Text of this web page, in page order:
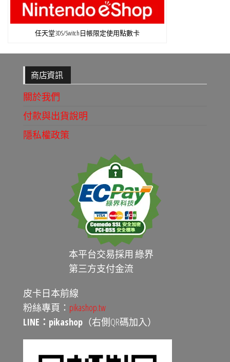
任天堂3DS/Switch日帳限定使用點數卡
商店資訊
關於我們
付款與出貨說明
隱私權政策
本平台交易採用 綠界
第三方支付金流
皮卡日本前線
粉絲專頁： pikashop.tw
LINE：pikashop （右側QR碼加入）